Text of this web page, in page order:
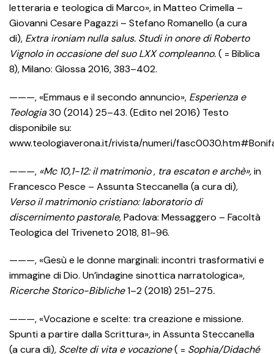
letteraria e teologica di Marco», in Matteo Crimella –
Giovanni Cesare Pagazzi – Stefano Romanello (a cura
di), Extra ironiam nulla salus. Studi in onore di Roberto
Vignolo in occasione del suo LXX compleanno.( = Biblica
8), Milano: Glossa 2016, 383–402.
———, «Emmaus e il secondo annuncio», Esperienza e
Teologia30 (2014) 25–43. (Edito nel 2016) Testo
disponibile su:
www.teologiaverona.it/rivista/numeri/
———, «Mc 10,1-12: il matrimonio , tra escaton e archè»,in
Francesco Pesce – Assunta Steccanella (a cura di),
Verso il matrimonio cristiano: laboratorio di
discernimento pastorale,Padova: Messaggero – Facoltà
Teologica del Triveneto 2018, 81–96.
———,«Gesù e le donne marginali: incontri trasformativi e
immagine di Dio. Un’indagine sinottica narratologica»,
RicercheStorico-Bibliche1–2 (2018) 251–275.
———,«Vocazione e scelte: tra creazione e missione.
Spunti a partire dalla Scrittura»,in Assunta Steccanella
(a cura di), Scelte di vita e vocazione( = Sophia/Didaché